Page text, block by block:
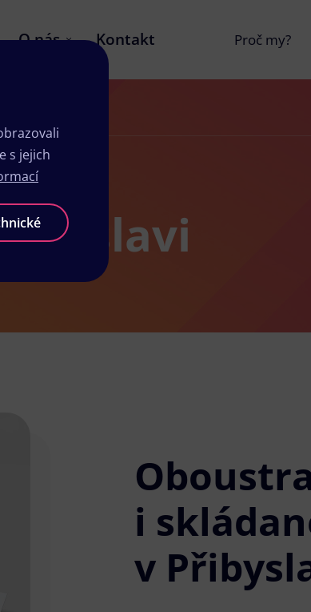
O nás Kontakt Proč my?
i
v
s jejich